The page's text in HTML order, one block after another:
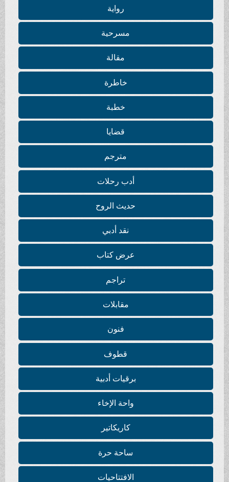
رواية
مسرحية
مقالة
خاطرة
خطبة
قضايا
مترجم
أدب رحلات
حديث الروح
نقد أدبي
عرض كتاب
تراجم
مقابلات
فنون
قطوف
برقيات أدبية
واحة الإخاء
كاريكاتير
ساحة حرة
الافتتاحيات